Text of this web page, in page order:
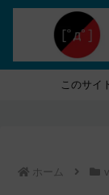
このサイ
ホーム